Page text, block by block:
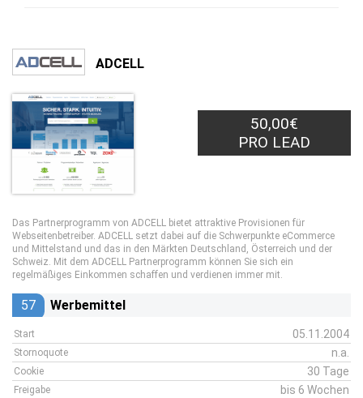
ADCELL
50,00€
PRO LEAD
Das Partnerprogramm von ADCELL bietet attraktive Provisionen für
Webseitenbetreiber. ADCELL setzt dabei auf die Schwerpunkte eCommerce
und Mittelstand und das in den Märkten Deutschland, Österreich und der
Schweiz. Mit dem ADCELL Partnerprogramm können Sie sich ein
regelmäßiges Einkommen schaffen und verdienen immer mit.
57 Werbemittel
Start 05.11.2004
Stornoquote n.a.
Cookie 30 Tage
Freigabe bis 6 Wochen